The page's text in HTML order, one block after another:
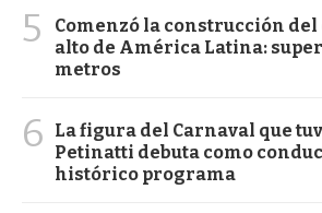
5
Comenzó la construcción
alto de América Latina:
metros
6
La figura del Carnaval que
Petinatti debuta como
histórico programa